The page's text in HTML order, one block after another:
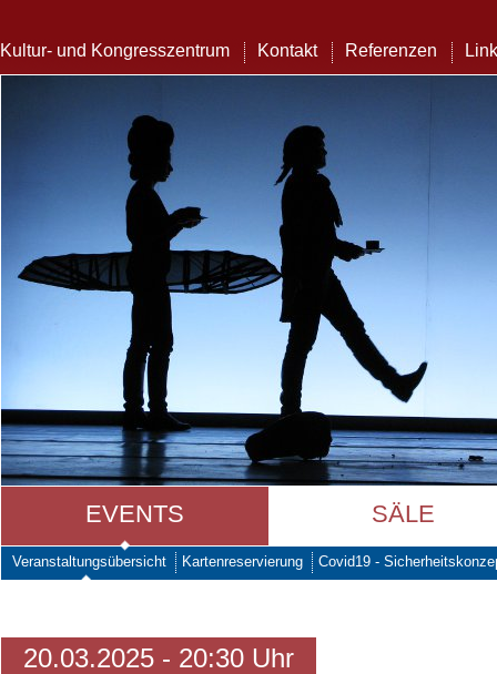
Kultur- und Kongresszentrum Kontakt Referenzen
EVENTS SÄLE
Veranstaltungsübersicht Kartenreservierung Covid19 -
20.03.2025 - 20:30 Uhr